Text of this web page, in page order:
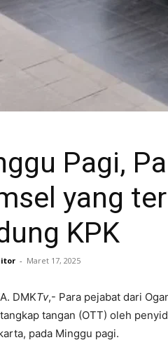
Pagi,
yang
KPK
- Maret 17, 2025
DMKTv,- Para pejabat dari
tangan (OTT) oleh
pada Minggu pagi.